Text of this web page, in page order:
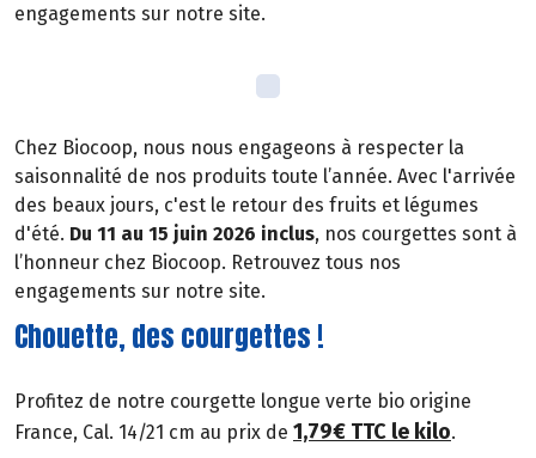
engagements sur notre site.
Chez Biocoop, nous nous engageons à respecter la
saisonnalité de nos produits toute l’année. Avec l'arrivée
des beaux jours, c'est le retour des fruits et légumes
d'été. Du 11 au 15 juin 2026 inclus, nos courgettes sont à
l’honneur chez Biocoop. Retrouvez tous nos
engagements sur notre site.
Chouette, des courgettes !
Profitez de notre courgette longue verte bio origine
France, Cal. 14/21 cm au prix de 1,79€ TTC le kilo.